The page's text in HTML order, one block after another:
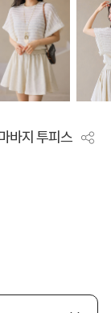
바지 투피스